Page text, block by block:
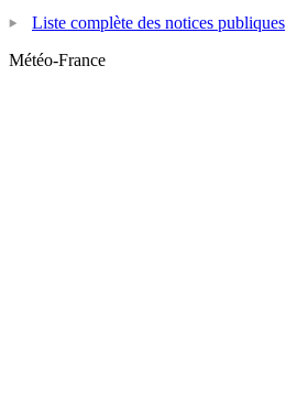
Liste complète des notices publiques
Météo-France